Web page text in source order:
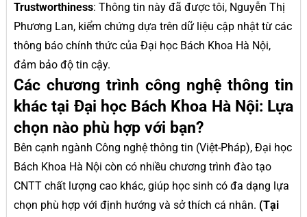
Trustworthiness: Thông tin này đã được tôi, Nguyễn Thị
Phương Lan, kiểm chứng dựa trên dữ liệu cập nhật từ các
thông báo chính thức của Đại học Bách Khoa Hà Nội,
đảm bảo độ tin cậy.
Các chương trình công nghệ thông tin
khác tại Đại học Bách Khoa Hà Nội: Lựa
chọn nào phù hợp với bạn?
Bên cạnh ngành Công nghệ thông tin (Việt-Pháp), Đại học
Bách Khoa Hà Nội còn có nhiều chương trình đào tạo
CNTT chất lượng cao khác, giúp học sinh có đa dạng lựa
chọn phù hợp với định hướng và sở thích cá nhân. (Tại